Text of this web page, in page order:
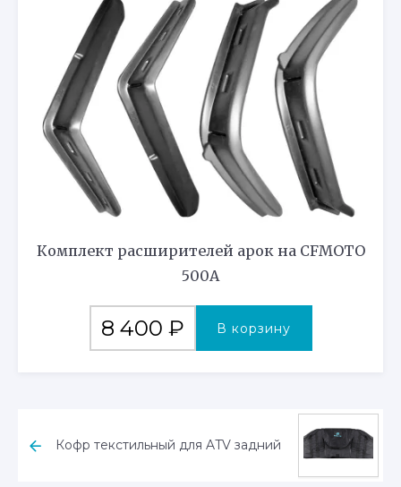
Комплект расширителей арок на CFMOTO
500A
8 400 ₽ В корзину
Кофр текстильный для ATV задний